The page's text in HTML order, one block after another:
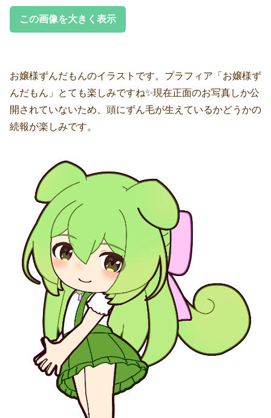
この画像を大きく表示
お嬢様ずんだもんのイラストです。プラフィア「お嬢様ず
んだもん」とても楽しみですね✨現在正面のお写真しか公
開されていないため、頭にずん毛が生えているかどうかの
続報が楽しみです。